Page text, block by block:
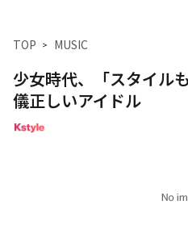
TOP MUSIC
少女時代、「スタイル
儀正しいアイドル